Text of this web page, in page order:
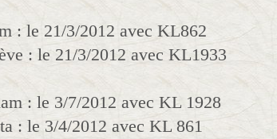
: le 21/3/2012 avec KL862
: le 21/3/2012 avec KL1933
: le 3/7/2012 avec KL 1928
: le 3/4/2012 avec KL 861